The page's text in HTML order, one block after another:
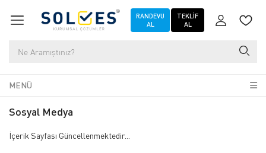
RANDEVU
AL
TEKLIF
AL
MENÜ
Sosyal Medya
İçerik Sayfası Güncellenmektedir...